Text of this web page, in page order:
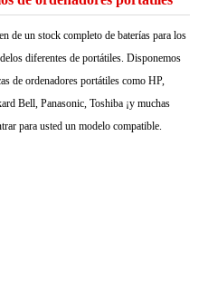
de un stock completo de baterías para los
diferentes de portátiles. Disponemos
de ordenadores portátiles como HP,
Bell, Panasonic, Toshiba ¡y muchas
para usted un modelo compatible.